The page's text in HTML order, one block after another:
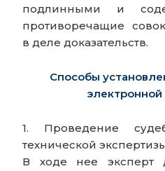
подлинными и
противоречащие
в деле доказательств.
Способы
1. Проведение
технической
В ходе нее эксперт